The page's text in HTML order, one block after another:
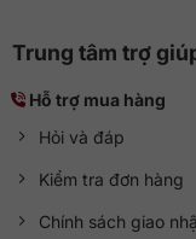
Trung tâm trợ
Hỗ trợ mua hàng
Hỏi và đáp
Kiểm tra đơn hàng
Chính sách giao